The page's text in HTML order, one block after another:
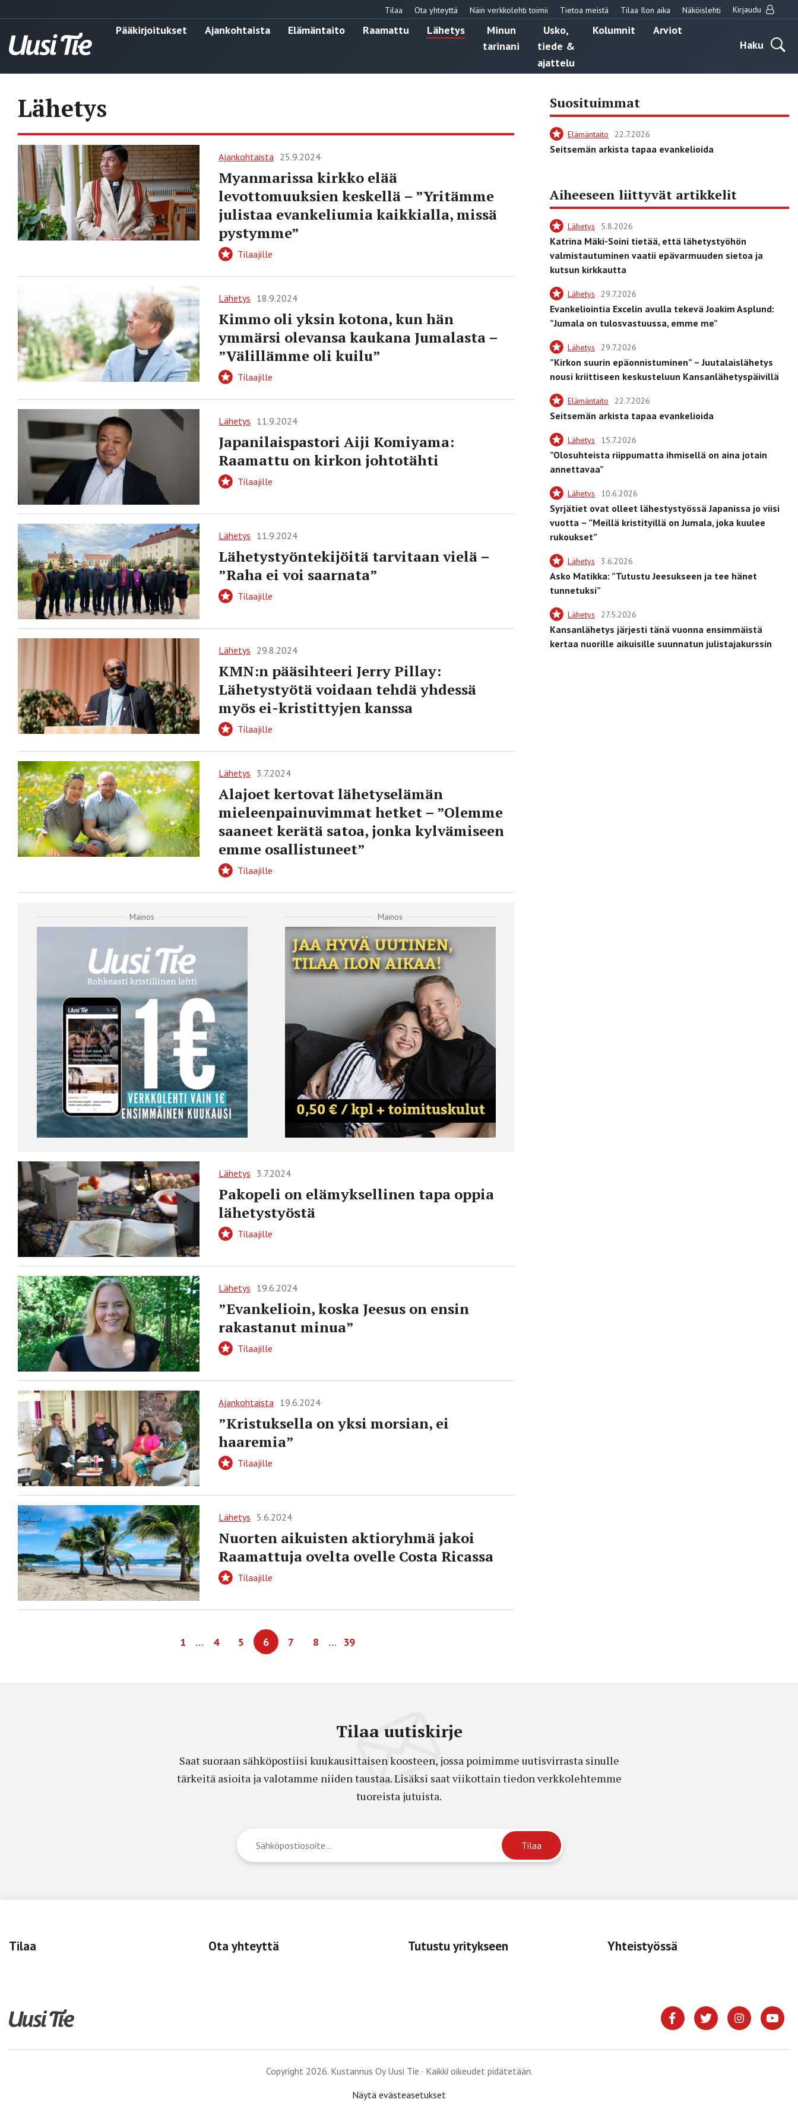
Tilaa Ota yhteyttä Näin verkkolehti toimii Tietoa meistä Tilaa Ilon aika Näköislehti Kirjaudu
Pääkirjoitukset Ajankohtaista Elämäntaito Raamattu Lähetys
Minun
tarinani
Usko,
tiede &
ajattelu
Kolumnit
Arviot
Haku
Lähetys
Ajankohtaista 25.9.2024
Myanmarissa kirkko elää
levottomuuksien keskellä – ”Yritämme
julistaa evankeliumia kaikkialla, missä
pystymme”
Tilaajille
Lähetys 18.9.2024
Kimmo oli yksin kotona, kun hän
ymmärsi olevansa kaukana Jumalasta –
”Välillämme oli kuilu”
Tilaajille
Lähetys 11.9.2024
Japanilaispastori Aiji Komiyama:
Raamattu on kirkon johtotähti
Tilaajille
Lähetys 11.9.2024
Lähetystyöntekijöitä tarvitaan vielä –
”Raha ei voi saarnata”
Tilaajille
Lähetys 29.8.2024
KMN:n pääsihteeri Jerry Pillay:
Lähetystyötä voidaan tehdä yhdessä
myös ei-kristittyjen kanssa
Tilaajille
Lähetys 3.7.2024
Alajoet kertovat lähetyselämän
mieleenpainuvimmat hetket – ”Olemme
saaneet kerätä satoa, jonka kylvämiseen
emme osallistuneet”
Tilaajille
Mainos Mainos
Lähetys 3.7.2024
Pakopeli on elämyksellinen tapa oppia
lähetystyöstä
Tilaajille
Lähetys 19.6.2024
”Evankelioin, koska Jeesus on ensin
rakastanut minua”
Tilaajille
Ajankohtaista 19.6.2024
”Kristuksella on yksi morsian, ei
haaremia”
Tilaajille
Lähetys 5.6.2024
Nuorten aikuisten aktioryhmä jakoi
Raamattuja ovelta ovelle Costa Ricassa
Tilaajille
1 … 4 5 6 7 8 … 39
Suosituimmat
Elämäntaito 22.7.2026
Seitsemän arkista tapaa evankelioida
Aiheeseen liittyvät artikkelit
Lähetys 5.8.2026
Katrina Mäki-Soini tietää, että lähetystyöhön
valmistautuminen vaatii epävarmuuden sietoa ja
kutsun kirkkautta
Lähetys 29.7.2026
Evankeliointia Excelin avulla tekevä Joakim Asplund:
”Jumala on tulosvastuussa, emme me”
Lähetys 29.7.2026
”Kirkon suurin epäonnistuminen” – Juutalaislähetys
nousi kriittiseen keskusteluun Kansanlähetyspäivillä
Elämäntaito 22.7.2026
Seitsemän arkista tapaa evankelioida
Lähetys 15.7.2026
”Olosuhteista riippumatta ihmisellä on aina jotain
annettavaa”
Lähetys 10.6.2026
Syrjätiet ovat olleet lähestystyössä Japanissa jo viisi
vuotta – ”Meillä kristityillä on Jumala, joka kuulee
rukoukset”
Lähetys 3.6.2026
Asko Matikka: ”Tutustu Jeesukseen ja tee hänet
tunnetuksi”
Lähetys 27.5.2026
Kansanlähetys järjesti tänä vuonna ensimmäistä
kertaa nuorille aikuisille suunnatun julistajakurssin
Tilaa uutiskirje
Saat suoraan sähköpostiisi kuukausittaisen koosteen, jossa poimimme uutisvirrasta sinulle
tärkeitä asioita ja valotamme niiden taustaa. Lisäksi saat viikottain tiedon verkkolehtemme
tuoreista jutuista.
Tilaa Ota yhteyttä Tutustu yritykseen Yhteistyössä
Copyright 2026. Kustannus Oy Uusi Tie · Kaikki oikeudet pidätetään.
Näytä evästeasetukset